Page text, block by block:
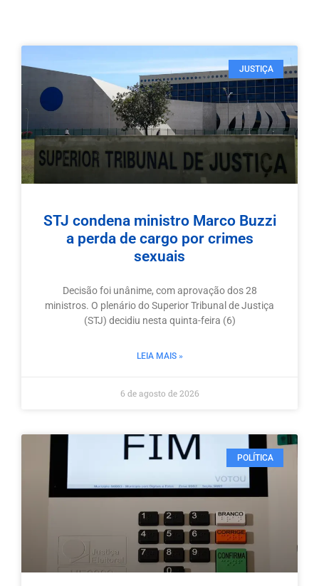
JUSTIÇA
STJ condena ministro Marco Buzzi
a perda de cargo por crimes
sexuais
Decisão foi unânime, com aprovação dos 28
ministros. O plenário do Superior Tribunal de Justiça
(STJ) decidiu nesta quinta-feira (6)
LEIA MAIS »
6 de agosto de 2026
POLÍTICA